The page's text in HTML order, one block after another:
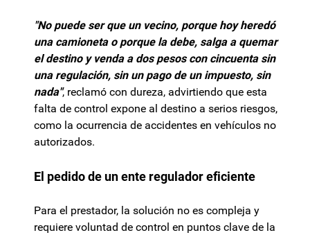
"No puede ser que un vecino, porque hoy heredó
una camioneta o porque la debe, salga a quemar
el destino y venda a dos pesos con cincuenta sin
una regulación, sin un pago de un impuesto, sin
nada", reclamó con dureza, advirtiendo que esta
falta de control expone al destino a serios riesgos,
como la ocurrencia de accidentes en vehículos no
autorizados.
El pedido de un ente regulador eficiente
Para el prestador, la solución no es compleja y
requiere voluntad de control en puntos clave de la